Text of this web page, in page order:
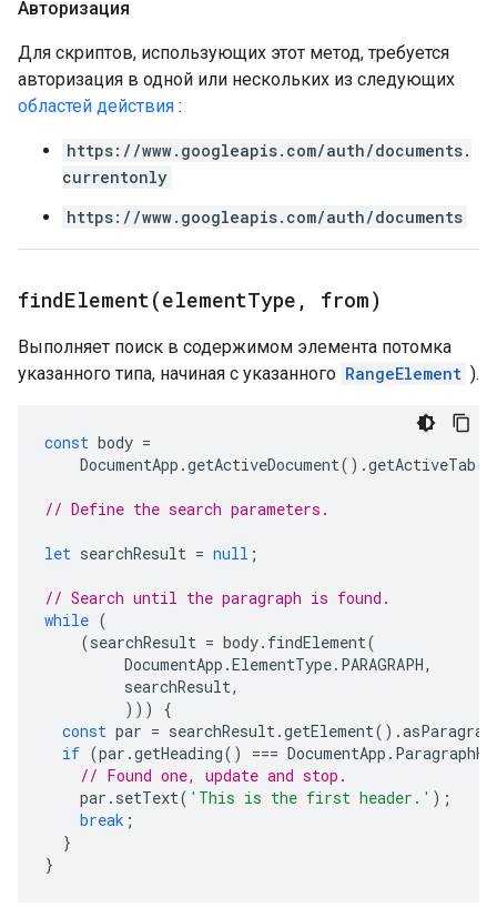
Авторизация
Для скриптов, использующих этот метод, требуется
авторизация в одной или нескольких из следующих
областей действия :
https://www.googleapis.com/auth/documents.
currentonly
https://www.googleapis.com/auth/documents
findElement(elementType , from)
Выполняет поиск в содержимом элемента потомка
указанного типа, начиная с указанного RangeElement ).
const body =
DocumentApp .getActiveDocument().getActiveTab
// Define the search parameters.
let searchResult = null ;
// Search until the paragraph is found.
while (
(searchResult = body. findElement(
DocumentApp .ElementType. PARAGRAPH,
searchResult,
)))
{
const par = searchResult.getElement().
if (par .getHeading() === DocumentApp .
// Found one, update and stop.
par . setText( 'This is the first header.' );
break ;
}
}